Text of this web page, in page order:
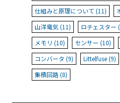
仕組みと原理について (11)
山洋電気 (11)
ロチェスター
メモリ (10)
センサー (10)
コンバータ (9)
Littelfuse (9)
集積回路 (8)